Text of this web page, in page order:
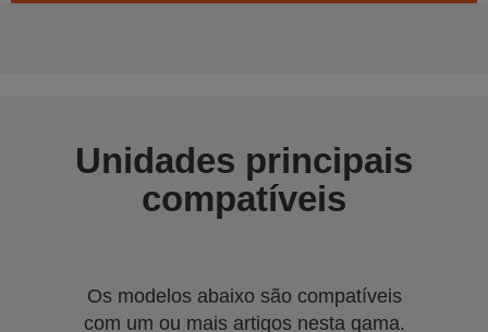
Unidades principais
compatíveis
Os modelos abaixo são compatíveis
com um ou mais artigos nesta gama.